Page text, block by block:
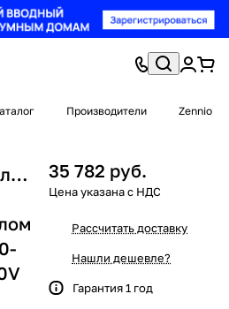
Производители Zennio
35 782 руб.
Рассчитать доставку
Нашли дешевле?
Гарантия 1 год